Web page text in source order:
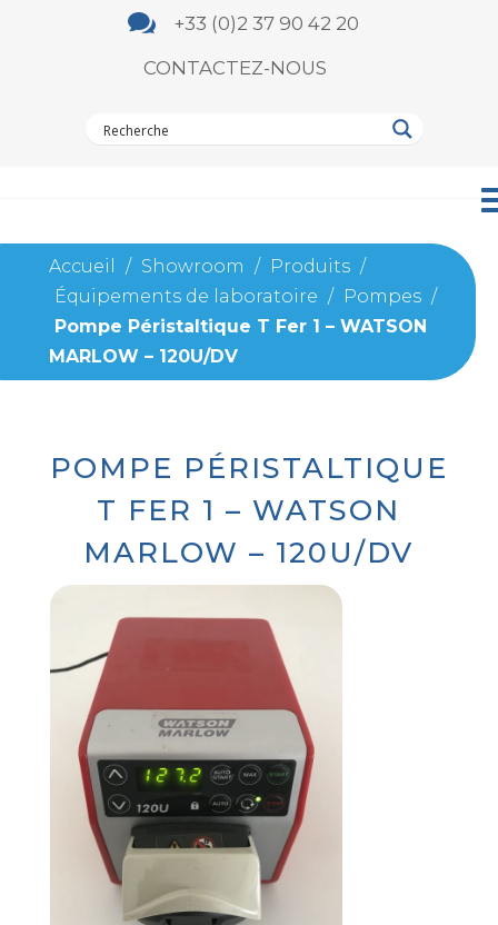

+33 (0)2 37 90 42 20
CONTACTEZ-NOUS
Accueil / Showroom / Produits /
Équipements de laboratoire / Pompes /
Pompe Péristaltique T Fer 1 – WATSON
MARLOW – 120U/DV
POMPE PÉRISTALTIQUE
T FER 1 – WATSON
MARLOW – 120U/DV